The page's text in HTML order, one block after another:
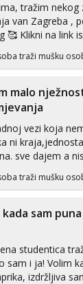
tražim nekog
van Zagreba ,
i nadji me
traži mušku
malo
vezi koja
ni
sve dajem a
moje
seks i
me jako
traži mušku
kada sam
studentica
sam i ja! Volim
izdržljiva